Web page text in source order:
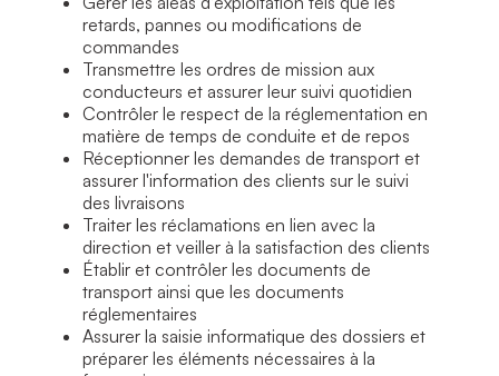
retards, pannes ou modifications de
commandes
Transmettre les ordres de mission aux
conducteurs et assurer leur suivi quotidien
Contrôler le respect de la réglementation en
matière de temps de conduite et de repos
Réceptionner les demandes de transport et
assurer l'information des clients sur le suivi
des livraisons
Traiter les réclamations en lien avec la
direction et veiller à la satisfaction des clients
Établir et contrôler les documents de
transport ainsi que les documents
réglementaires
Assurer la saisie informatique des dossiers et
préparer les éléments nécessaires à la